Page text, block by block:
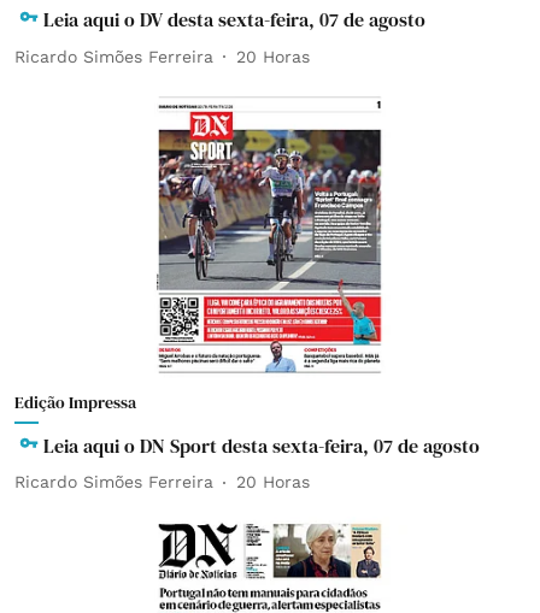
Leia aqui o DV desta sexta-feira, 07 de agosto
Ricardo Simões Ferreira 20 Horas
Edição Impressa
Leia aqui o DN Sport desta sexta-feira, 07 de agosto
Ricardo Simões Ferreira 20 Horas